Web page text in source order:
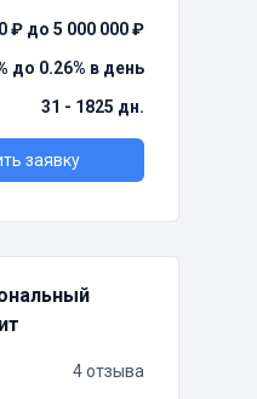
₽ до 5 000 000 ₽
до 0.26% в день
31 - 1825 дн.
заявку
4 отзыва